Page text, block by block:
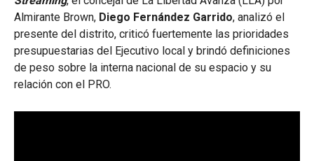
Almirante Brown, Diego Fernández Garrido, analizó el
presente del distrito, criticó fuertemente las prioridades
presupuestarias del Ejecutivo local y brindó definiciones
de peso sobre la interna nacional de su espacio y su
relación con el PRO.